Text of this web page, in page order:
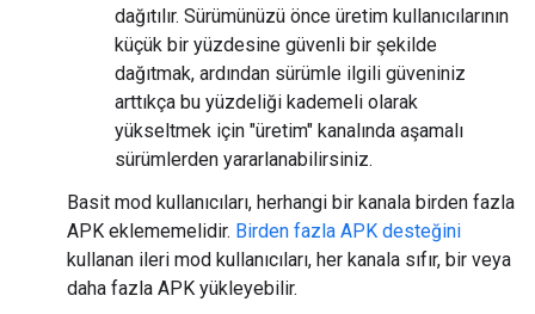
dağıtılır. Sürümünüzü önce üretim kullanıcılarının
küçük bir yüzdesine güvenli bir şekilde
dağıtmak, ardından sürümle ilgili güveniniz
arttıkça bu yüzdeliği kademeli olarak
yükseltmek için "üretim" kanalında aşamalı
sürümlerden yararlanabilirsiniz.
Basit mod kullanıcıları, herhangi bir kanala birden fazla
APK eklememelidir. Birden fazla APK desteğini
kullanan ileri mod kullanıcıları, her kanala sıfır, bir veya
daha fazla APK yükleyebilir.